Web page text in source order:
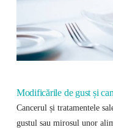
Modificările de gust și
Cancerul și tratamentele
gustul sau mirosul unor